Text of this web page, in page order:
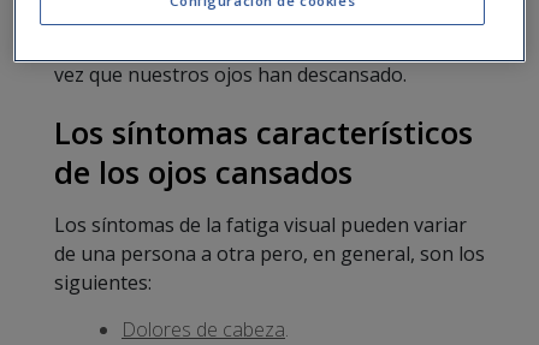
Generalmente la fatiga visual o astenopía es
vez que nuestros ojos han descansado.
Los síntomas característicos
de los ojos cansados
Los síntomas de la fatiga visual pueden variar
de una persona a otra pero, en general, son los
siguientes:
Dolores de cabeza.